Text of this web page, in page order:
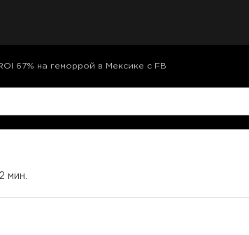
67% на геморрой в Мексике с FB
мин.